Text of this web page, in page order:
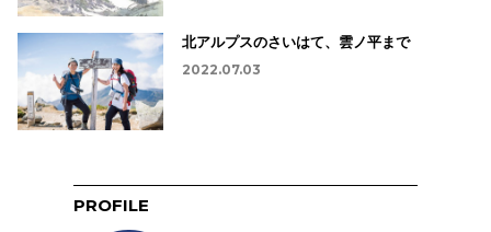
北アルプスのさいはて、雲ノ平まで
2022.07.03
PROFILE